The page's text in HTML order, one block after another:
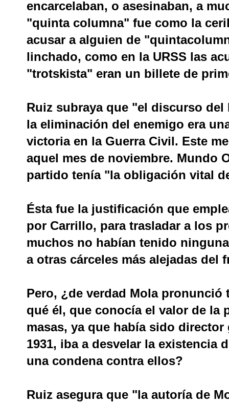
encarcelaban, o asesinaban, a
"quinta columna" fue como la
acusar a alguien de
linchado, como en la URSS las
"trotskista" eran un billete de
Ruiz subraya que "el discurso del
la eliminación del enemigo era
victoria en la Guerra Civil. Este
aquel mes de noviembre. Mundo
partido tenía "la obligación vital
Ésta fue la justificación que
por Carrillo, para trasladar a los
muchos no habían tenido
a otras cárceles más alejadas del
Pero, ¿de verdad Mola
qué él, que conocía el valor de la
masas, ya que había sido director
1931, iba a desvelar la existencia
una condena contra ellos?
Ruiz asegura que "la autoría de